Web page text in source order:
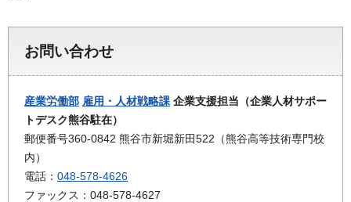
お問い合わせ
産業労働部 雇用・人材戦略課 企業支援担当（企業人材サポー
トデスク熊谷駐在）
郵便番号360-0842 熊谷市新堀新田522（熊谷高等技術専門校
内）
電話： 048-578-4626
ファックス：048-578-4627